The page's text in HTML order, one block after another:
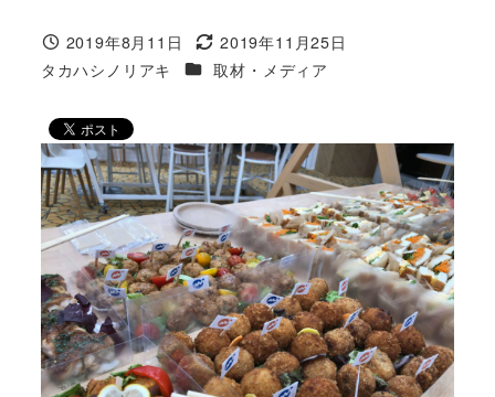
投稿日
2019年8月11日
更新日
2019年11月25日
著
タカハシノリアキ カテゴリー
取材・メディア